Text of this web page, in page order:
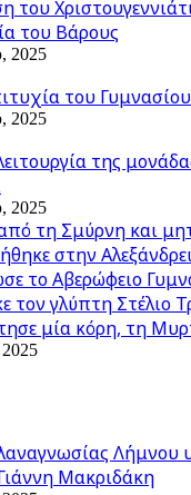
του
του Βάρους
2025
του
2025
της
2025
τη Σμύρνη και
στην
το Αβερώφειο
τον γλύπτη Στέλιο
μία κόρη, τη
Λήμνου
Μακριδάκη